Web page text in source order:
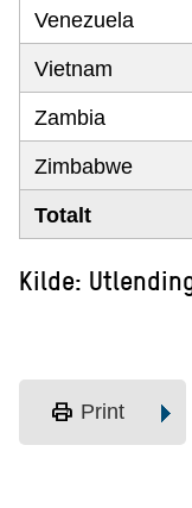
Venezuela
Vietnam
Zambia
Zimbabwe
Totalt
Kilde:
print Print